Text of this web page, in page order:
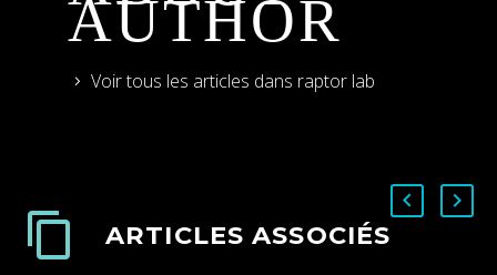
AUTHOR
Voir tous les articles dans raptor lab
ARTICLES ASSOCIÉS